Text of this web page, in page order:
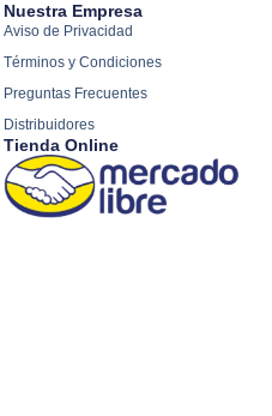
Nuestra Empresa
Aviso de Privacidad
Términos y Condiciones
Preguntas Frecuentes
Distribuidores
Tienda Online